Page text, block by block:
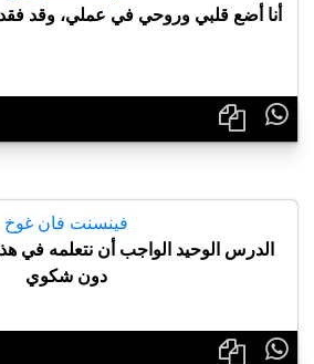
أنا أضع قلبي وروحي في عملي، وقد

فينسنت فان غوخ
الدرس الوحيد الواجب أن نتعلمه في
دون شكوي
